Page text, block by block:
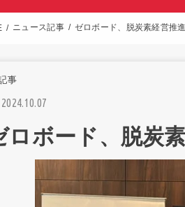
ニュース記事 ゼロボード、脱炭素経営推
事
2024.10.07
ロボード、脱炭